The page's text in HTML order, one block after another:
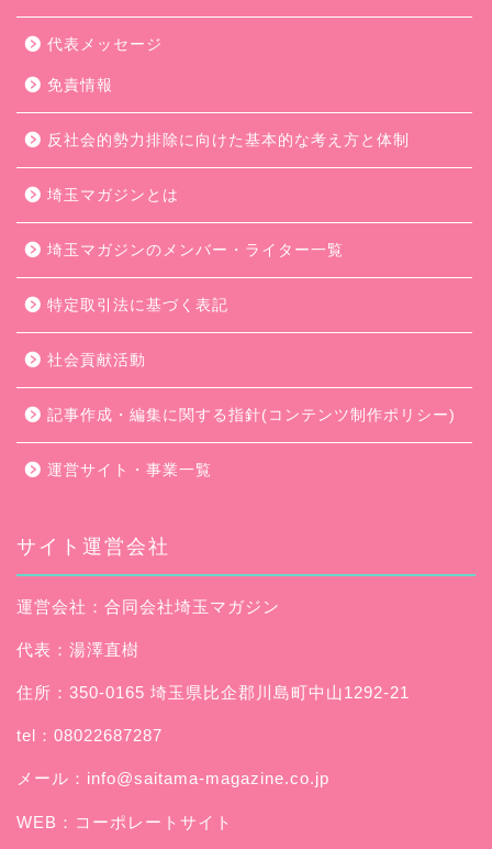
代表メッセージ
免責情報
反社会的勢力排除に向けた基本的な考え方と体制
埼玉マガジンとは
埼玉マガジンのメンバー・ライター一覧
特定取引法に基づく表記
社会貢献活動
記事作成・編集に関する指針(コンテンツ制作ポリシー)
運営サイト・事業一覧
サイト運営会社
運営会社：合同会社埼玉マガジン
代表：湯澤直樹
住所：350-0165 埼玉県比企郡川島町中山1292-21
tel：08022687287
メール： info@saitama-magazine.co.jp
WEB： コーポレートサイト